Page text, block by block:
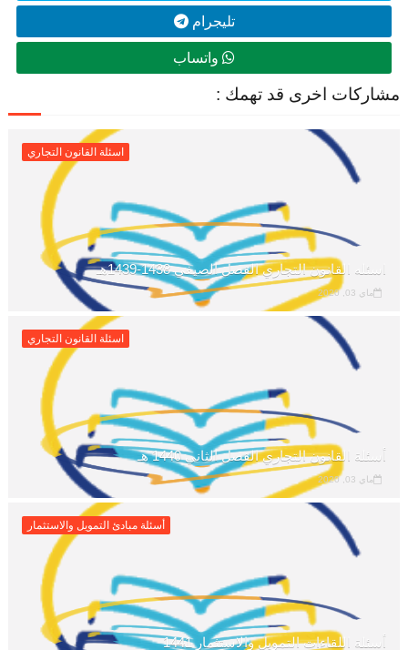
تليجرام
واتساب
مشاركات اخرى قد تهمك :
اسئلة القانون التجاري
اسئله القانون التجاري الفصل الصيفي 1438-1439هـ
ماي 03, 2020
اسئلة القانون التجاري
أسئلة القانون التجاري الفصل الثاني 1440 هـ
ماي 03, 2020
أسئلة مبادئ التمويل والاستثمار
أسئلة اللقاءات التمويل والاستثمار 1441